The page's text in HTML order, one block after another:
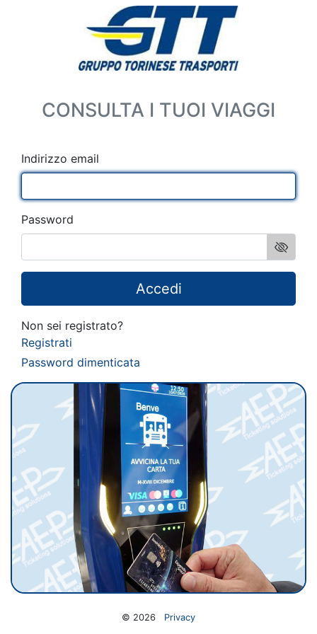
CONSULTA I TUOI VIAGGI
Indirizzo email
Password
Accedi
Non sei registrato?
Registrati
Password dimenticata
© 2026 Privacy